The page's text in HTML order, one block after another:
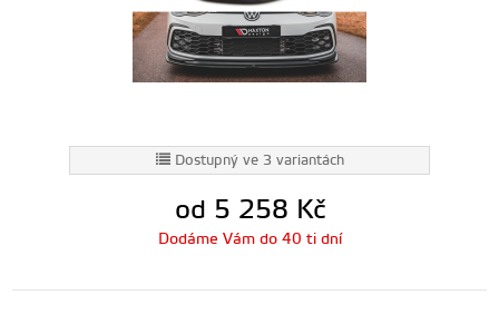
Dostupný ve 3 variantách
od 5 258 Kč
Dodáme Vám do 40 ti dní